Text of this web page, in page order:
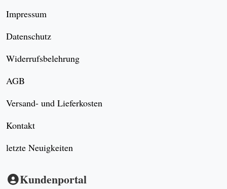
Impressum
Datenschutz
Widerrufsbelehrung
AGB
Versand- und Lieferkosten
Kontakt
letzte Neuigkeiten
Kundenportal